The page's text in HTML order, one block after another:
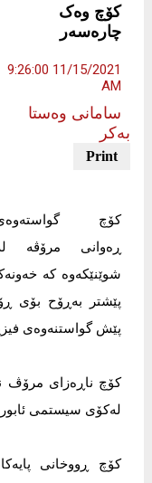
کۆچ وەک
چارەسەر
11/15/2021 9:26:00
AM
سامانی وەستا
بەکر
کۆچ
ڕەوانی مرۆڤە
شوێنێکەوە کە
پێشتر بەڕۆح بۆی
پێش گواستنەوەی
کۆچ ناڕەزای مرۆڤ
لەکۆی سیستمی
کۆچ ڕووخانی